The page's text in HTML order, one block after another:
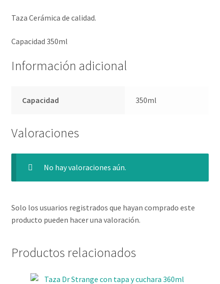
Taza Cerámica de calidad.
Capacidad 350ml
Información adicional
Capacidad 350ml
Valoraciones
No hay valoraciones aún.
Solo los usuarios registrados que hayan comprado este
producto pueden hacer una valoración.
Productos relacionados